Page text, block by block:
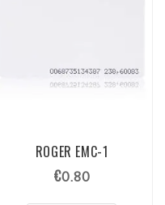
ROGER EMC-1
€0.80